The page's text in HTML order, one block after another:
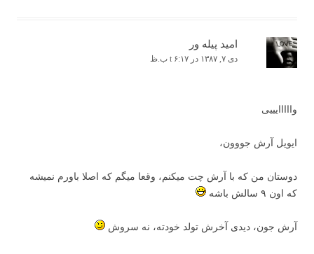
امید پیله ور
دی ۷, ۱۳۸۷ در t ۶:۱۷ ب.ظ
وااااایییی
ایویل آرش جووون،
دوستان من که با آرش چت میکنم، وقعا میگم که اصلا باورم نمیشه
که اون ۹ سالش باشه
آرش جون، دیدی آخرش تولد خودته، نه سروش